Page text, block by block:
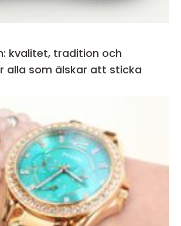
kvalitet, tradition och
alla som älskar att sticka